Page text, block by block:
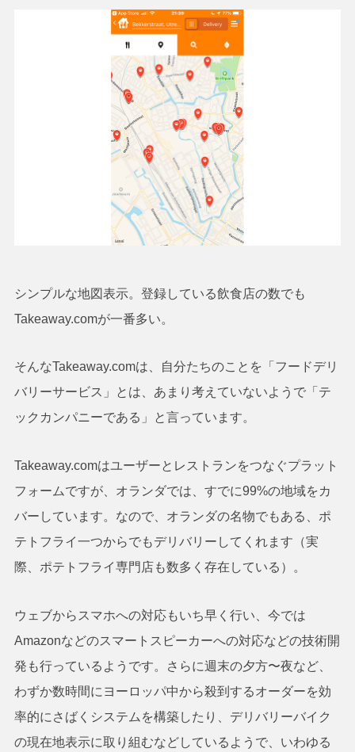
シンプルな地図表示。登録している飲食店の数でも
Takeaway.comが一番多い。
そんなTakeaway.comは、自分たちのことを「フードデリ
バリーサービス」とは、あまり考えていないようで「テ
ックカンパニーである」と言っています。
Takeaway.comはユーザーとレストランをつなぐプラット
フォームですが、オランダでは、すでに99%の地域をカ
バーしています。なので、オランダの名物でもある、ポ
テトフライ一つからでもデリバリーしてくれます（実
際、ポテトフライ専門店も数多く存在している）。
ウェブからスマホへの対応もいち早く行い、今では
Amazonなどのスマートスピーカーへの対応などの技術開
発も行っているようです。さらに週末の夕方〜夜など、
わずか数時間にヨーロッパ中から殺到するオーダーを効
率的にさばくシステムを構築したり、デリバリーバイク
の現在地表示に取り組むなどしているようで、いわゆる